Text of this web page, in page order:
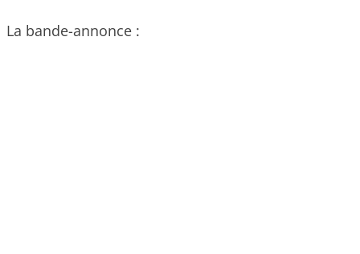
La bande-annonce :